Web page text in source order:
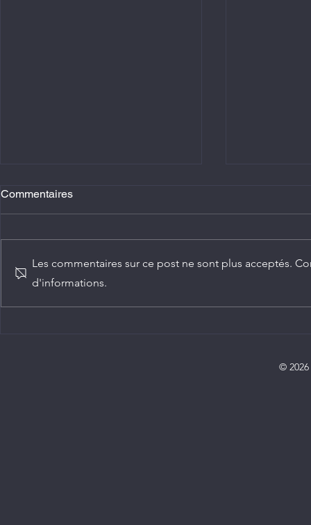
Commentaires
Les commentaires sur ce post ne sont plus acceptés.
d'informations.
©